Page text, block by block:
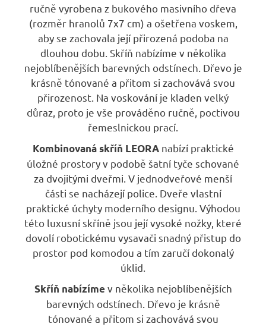
ručně vyrobena z bukového masivního dřeva
(rozměr hranolů 7x7 cm) a ošetřena voskem,
aby se zachovala její přirozená podoba na
dlouhou dobu. Skříň nabízíme v několika
nejoblíbenějších barevných odstínech. Dřevo je
krásně tónované a přitom si zachovává svou
přirozenost. Na voskování je kladen velký
důraz, proto je vše prováděno ručně, poctivou
řemeslnickou prací.
Kombinovaná skříň LEORA nabízí praktické
úložné prostory v podobě šatní tyče schované
za dvojitými dveřmi. V jednodveřové menší
části se nacházejí police. Dveře vlastní
praktické úchyty moderního designu. Výhodou
této luxusní skříně jsou její vysoké nožky, které
dovolí robotickému vysavači snadný přistup do
prostor pod komodou a tím zaručí dokonalý
úklid.
Skříň nabízíme v několika nejoblíbenějších
barevných odstínech. Dřevo je krásně
tónované a přitom si zachovává svou